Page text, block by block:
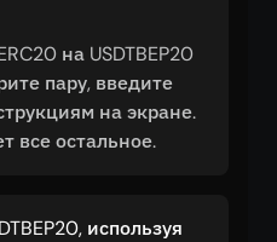
на USDTBEP20
пару, введите
на экране.
все остальное.
используя